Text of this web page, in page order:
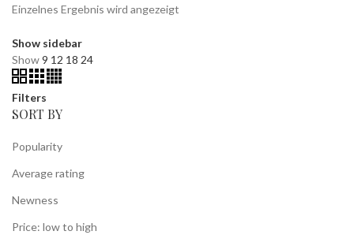
Einzelnes Ergebnis wird angezeigt
Show sidebar
Show9 12 18 24
Filters
SORT BY
Popularity
Average rating
Newness
Price: low to high